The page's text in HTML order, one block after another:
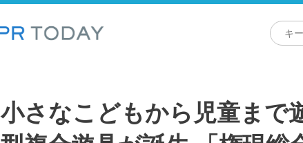
小さなこどもから児童まで